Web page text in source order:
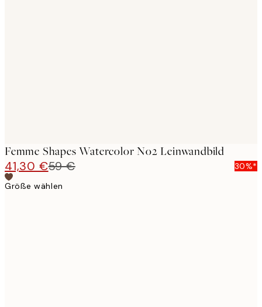
Femme Shapes Watercolor No2 Leinwandbild
41,30 €59 €
30%*
Größe wählen